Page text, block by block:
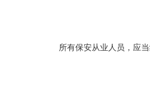
所有保安从业人员，应当